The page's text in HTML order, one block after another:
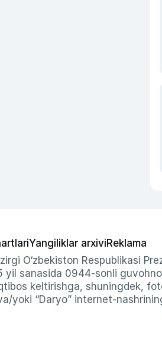
Yangiliklar arxiviReklama
O‘zbekiston Respublikasi
sanasida 0944-sonli
keltirishga, shuningdek,
yoki “Daryo” internet-